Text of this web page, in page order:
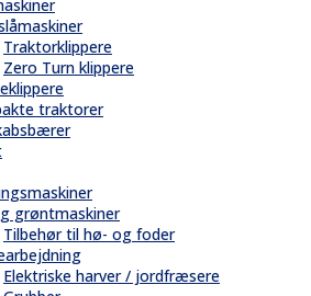
Traktorklippere
Zero Turn klippere
traktorer
grøntmaskiner
Tilbehør til hø- og foder
Elektriske harver / jordfræsere